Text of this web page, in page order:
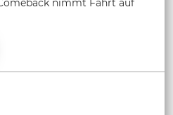
nimmt Fahrt auf